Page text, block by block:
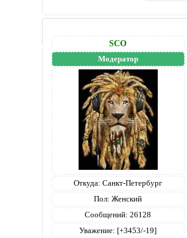
SCO
Модератор
Откуда: Санкт-Петербург
Пол: Женский
Сообщений: 26128
Уважение: [+3453/-19]